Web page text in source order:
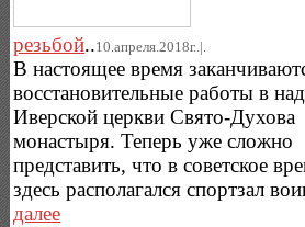
резьбой..10.апреля.2018г..|.
В настоящее время
восстановительные работы в
Иверской церкви Свято-Духова
монастыря. Теперь уже сложно
представить, что в советское
здесь располагался спортзал
далее